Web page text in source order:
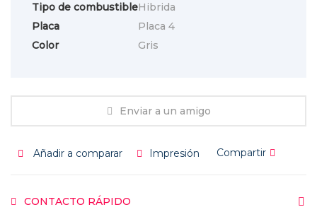
Tipo de combustibleHibrida
Placa
Placa 4
Color
Gris
Enviar a un amigo
Añadir a comparar Impresión Compartir
CONTACTO RÁPIDO